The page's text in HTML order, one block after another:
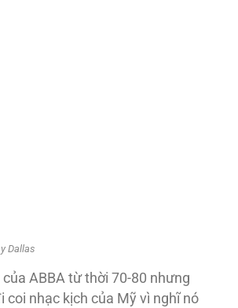
Dallas
của ABBA từ thời 70-80 nhưng
coi nhạc kịch của Mỹ vì nghĩ nó